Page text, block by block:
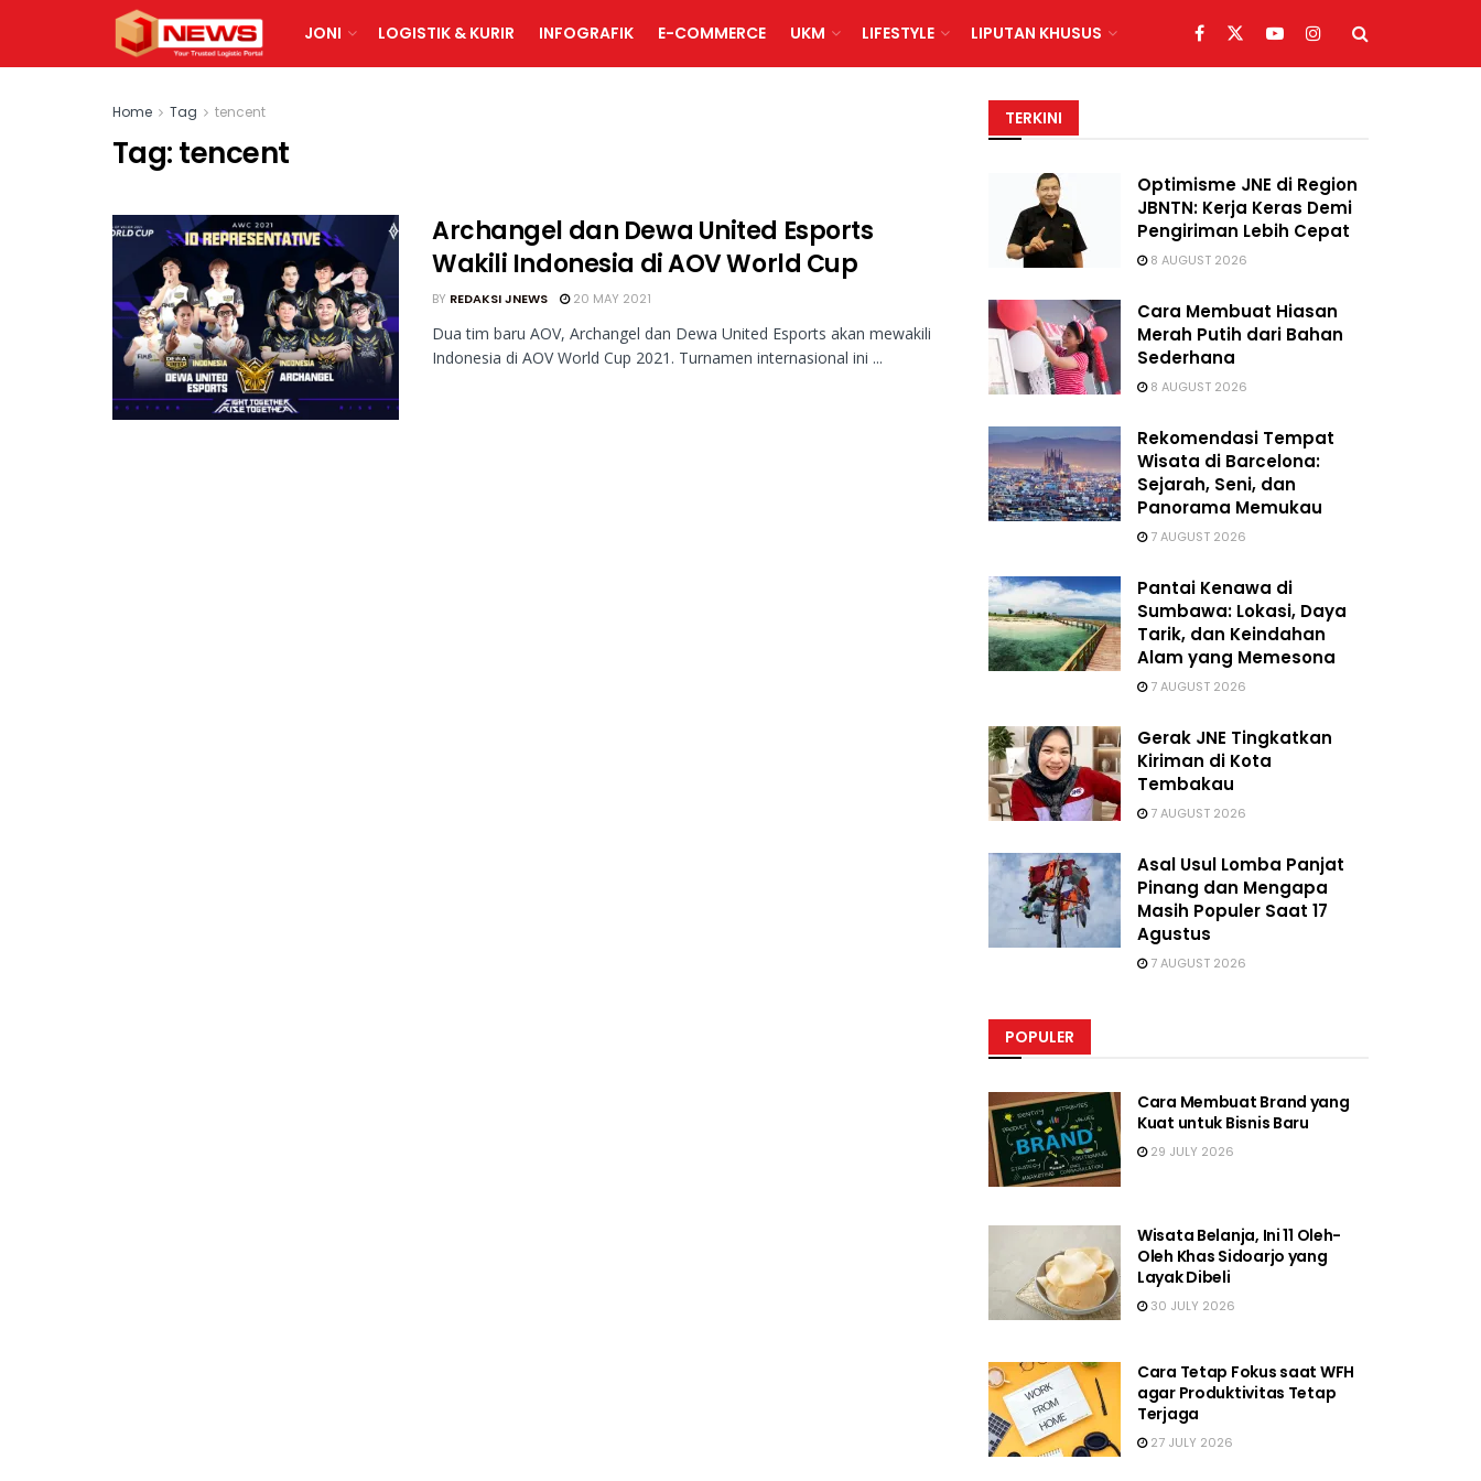
JONI LOGISTIK & KURIR INFOGRAFIK E-COMMERCE UKM LIFESTYLE LIPUTAN KHUSUS
Home Tag tencent
Tag:tencent
Archangel dan Dewa United Esports
Wakili Indonesia di AOV World Cup
BY REDAKSI JNEWS 20 MAY 2021
Dua tim baru AOV, Archangel dan Dewa United Esports akan mewakili
Indonesia di AOV World Cup 2021. Turnamen internasional ini ...
TERKINI
Optimisme JNE di Region
JBNTN: Kerja Keras Demi
Pengiriman Lebih Cepat
8 AUGUST 2026
Cara Membuat Hiasan
Merah Putih dari Bahan
Sederhana
8 AUGUST 2026
Rekomendasi Tempat
Wisata di Barcelona:
Sejarah, Seni, dan
Panorama Memukau
7 AUGUST 2026
Pantai Kenawa di
Sumbawa: Lokasi, Daya
Tarik, dan Keindahan
Alam yang Memesona
7 AUGUST 2026
Gerak JNE Tingkatkan
Kiriman di Kota
Tembakau
7 AUGUST 2026
Asal Usul Lomba Panjat
Pinang dan Mengapa
Masih Populer Saat 17
Agustus
7 AUGUST 2026
POPULER
Cara Membuat Brand yang
Kuat untuk Bisnis Baru
29 JULY 2026
Wisata Belanja, Ini 11 Oleh-
Oleh Khas Sidoarjo yang
Layak Dibeli
30 JULY 2026
Cara Tetap Fokus saat WFH
agar Produktivitas Tetap
Terjaga
27 JULY 2026